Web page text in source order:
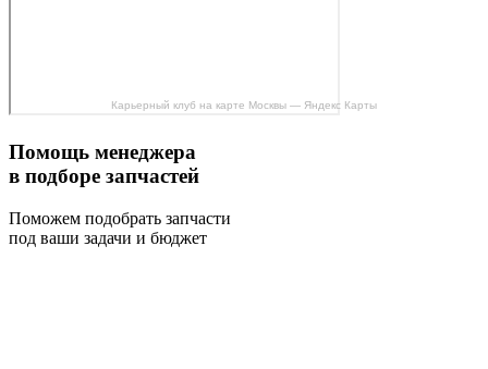
Карьерный клуб на карте Москвы — Яндекс Карты
Помощь менеджера
в подборе запчастей
Поможем подобрать запчасти
под ваши задачи и бюджет